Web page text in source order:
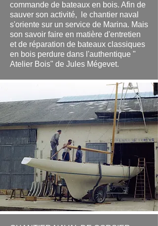
commande de bateaux en bois. Afin de
sauver son activité, le chantier naval
s'oriente sur un service de Marina. Mais
son savoir faire en matière d'entretien
et de réparation de bateaux classiques
en bois perdure dans l'authentique "
Atelier Bois" de Jules Mégevet.